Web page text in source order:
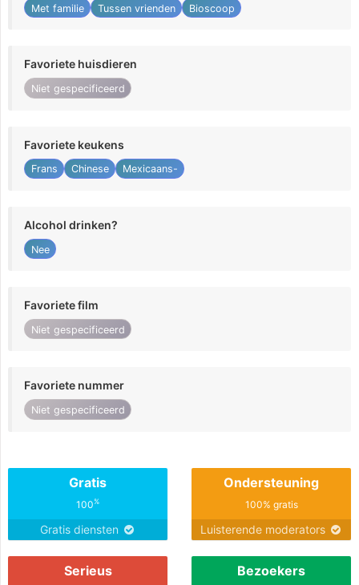
Met familie Tussen vrienden Bioscoop
Favoriete huisdieren
Niet gespecificeerd
Favoriete keukens
Frans Chinese Mexicaans-
Alcohol drinken?
Nee
Favoriete film
Niet gespecificeerd
Favoriete nummer
Niet gespecificeerd
Gratis
100%
Gratis diensten
Ondersteuning
100% gratis
Luisterende moderators
Serieus Bezoekers